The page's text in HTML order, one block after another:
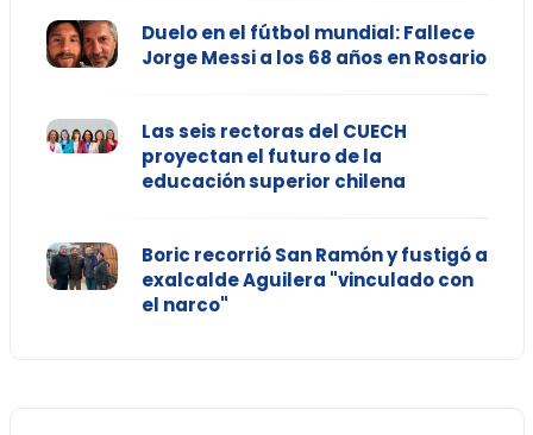
Duelo en el fútbol mundial: Fallece
Jorge Messi a los 68 años en Rosario
Las seis rectoras del CUECH
proyectan el futuro de la
educación superior chilena
Boric recorrió San Ramón y fustigó a
exalcalde Aguilera "vinculado con
el narco"